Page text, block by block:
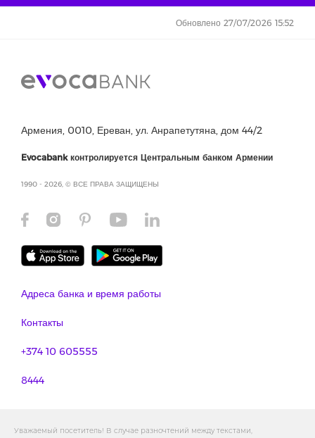
Обновлено 27/07/2026 15:52
Армения, 0010, Ереван, ул. Анрапетутяна, дом 44/2
Evocabank контролируется Центральным банком Армении
1990 - 2026, © ВСЕ ПРАВА ЗАЩИЩЕНЫ
Адреса банка и время работы
Контакты
+374 10 605555
8444
Уважаемый посетитель! В случае разночтений между текстами,